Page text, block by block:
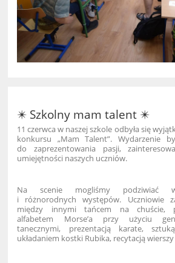
✴️ Szkolny mam talent ✴️
11 czerwca w naszej szkole odbyła się
konkursu „Mam Talent”. Wydarzenie
do zaprezentowania pasji,
umiejętności naszych uczniów.
Na scenie mogliśmy podziwiać
i różnorodnych występów. Uczniowie
między innymi tańcem na chuście,
alfabetem Morse’a przy użyciu
tanecznymi, prezentacją karate,
układaniem kostki Rubika, recytacją